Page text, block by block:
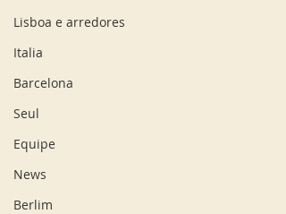
Lisboa e arredores
Italia
Barcelona
Seul
Equipe
News
Berlim